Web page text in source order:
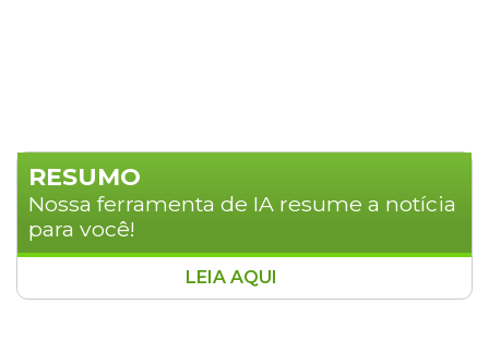
RESUMO
Nossa ferramenta de IA resume a notícia
para você!
Idosa foi detida neste sábado (6) ao
LEIA AQUI